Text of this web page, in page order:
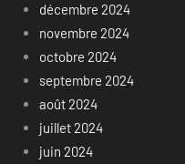
décembre 2024
novembre 2024
octobre 2024
septembre 2024
août 2024
juillet 2024
juin 2024